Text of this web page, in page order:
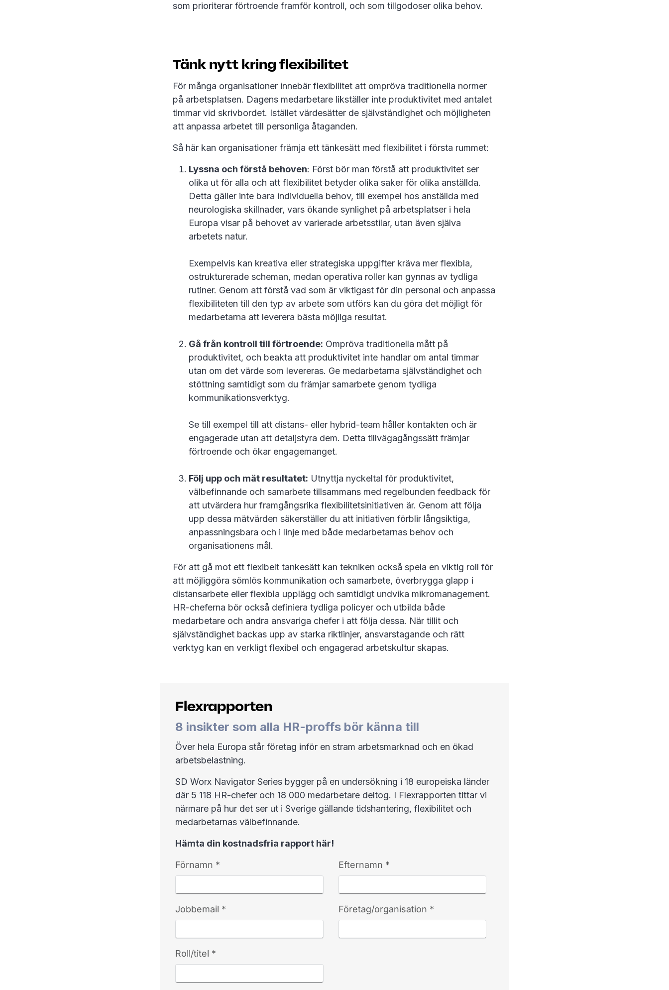
som prioriterar förtroende framför kontroll, och som tillgodoser olika behov.
Tänk nytt kring flexibilitet
För många organisationer innebär flexibilitet att ompröva traditionella normer
på arbetsplatsen. Dagens medarbetare likställer inte produktivitet med antalet
timmar vid skrivbordet. Istället värdesätter de självständighet och möjligheten
att anpassa arbetet till personliga åtaganden.
Så här kan organisationer främja ett tänkesätt med flexibilitet i första rummet:
Lyssna och förstå behoven: Först bör man förstå att produktivitet ser
olika ut för alla och att flexibilitet betyder olika saker för olika anställda.
Detta gäller inte bara individuella behov, till exempel hos anställda med
neurologiska skillnader, vars ökande synlighet på arbetsplatser i hela
Europa visar på behovet av varierade arbetsstilar, utan även själva
arbetets natur.
Exempelvis kan kreativa eller strategiska uppgifter kräva mer flexibla,
ostrukturerade scheman, medan operativa roller kan gynnas av tydliga
rutiner. Genom att förstå vad som är viktigast för din personal och anpassa
flexibiliteten till den typ av arbete som utförs kan du göra det möjligt för
medarbetarna att leverera bästa möjliga resultat.
Gå från kontroll till förtroende: Ompröva traditionella mått på
produktivitet, och beakta att produktivitet inte handlar om antal timmar
utan om det värde som levereras. Ge medarbetarna självständighet och
stöttning samtidigt som du främjar samarbete genom tydliga
kommunikationsverktyg.
Se till exempel till att distans- eller hybrid-team håller kontakten och är
engagerade utan att detaljstyra dem. Detta tillvägagångssätt främjar
förtroende och ökar engagemanget.
Följ upp och mät resultatet: Utnyttja nyckeltal för produktivitet,
välbefinnande och samarbete tillsammans med regelbunden feedback för
att utvärdera hur framgångsrika flexibilitetsinitiativen är. Genom att följa
upp dessa mätvärden säkerställer du att initiativen förblir långsiktiga,
anpassningsbara och i linje med både medarbetarnas behov och
organisationens mål.
För att gå mot ett flexibelt tankesätt kan tekniken också spela en viktig roll för
att möjliggöra sömlös kommunikation och samarbete, överbrygga glapp i
distansarbete eller flexibla upplägg och samtidigt undvika mikromanagement.
HR-cheferna bör också definiera tydliga policyer och utbilda både
medarbetare och andra ansvariga chefer i att följa dessa. När tillit och
självständighet backas upp av starka riktlinjer, ansvarstagande och rätt
verktyg kan en verkligt flexibel och engagerad arbetskultur skapas.
Flexrapporten
8 insikter som alla HR-proffs bör känna till
Över hela Europa står företag inför en stram arbetsmarknad och en ökad
arbetsbelastning.
SD Worx Navigator Series bygger på en undersökning i 18 europeiska länder
där 5 118 HR-chefer och 18 000 medarbetare deltog. I Flexrapporten tittar vi
närmare på hur det ser ut i Sverige gällande tidshantering, flexibilitet och
medarbetarnas välbefinnande.
Hämta din kostnadsfria rapport här!